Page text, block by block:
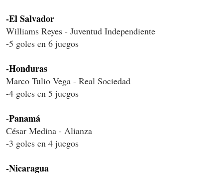
-El Salvador
Williams Reyes - Juventud Independiente
-5 goles en 6 juegos
-Honduras
Marco Tulio Vega - Real Sociedad
-4 goles en 5 juegos
-Panamá
César Medina - Alianza
-3 goles en 4 juegos
-Nicaragua